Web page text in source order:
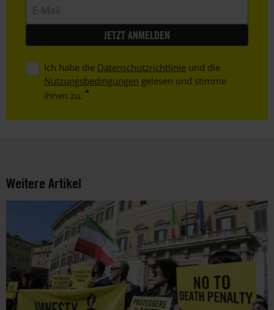
Mail
Ich habe die Datenschutzrichtlinie und die
Nutzungsbedingungen gelesen und stimme
ihnen zu.
Weitere Artikel